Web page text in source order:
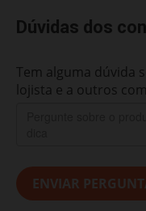
Dúvidas dos
Tem alguma dúvida
lojista e a outros
ENVIAR